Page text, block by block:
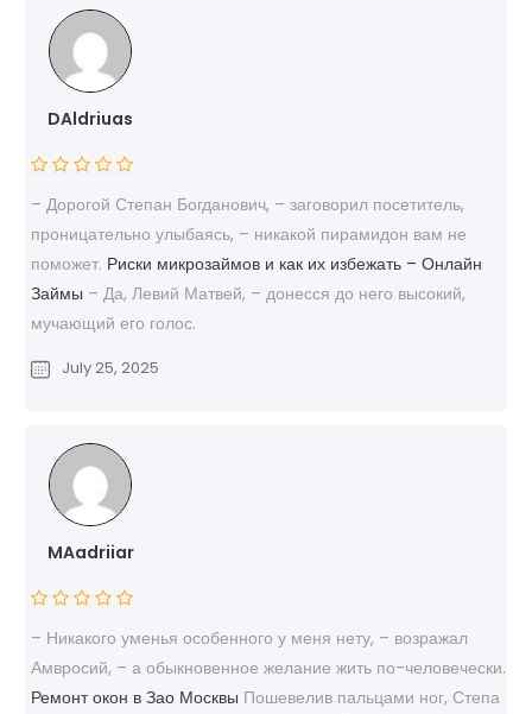
DAldriuas
– Дорогой Степан Богданович, – заговорил посетитель,
проницательно улыбаясь, – никакой пирамидон вам не
поможет. Риски микрозаймов и как их избежать – Онлайн
Займы – Да, Левий Матвей, – донесся до него высокий,
мучающий его голос.
July 25, 2025
MAadriiar
– Никакого уменья особенного у меня нету, – возражал
Амвросий, – а обыкновенное желание жить по-человечески.
Ремонт окон в Зао Москвы Пошевелив пальцами ног, Степа